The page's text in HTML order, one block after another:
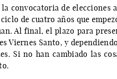
convocatoria de elecciones
de cuatro años que
Al final, el plazo para
Viernes Santo, y
Si no han cambiado las